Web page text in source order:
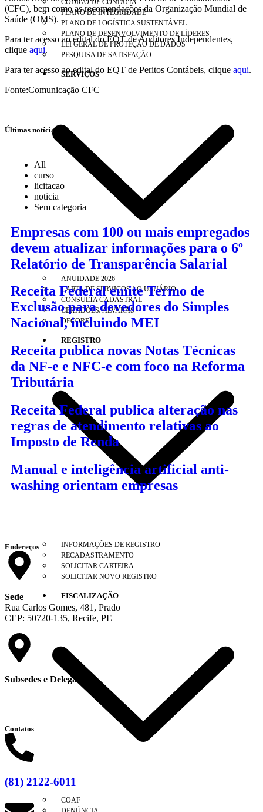
PLANO DE INTEGRIDADE
PLANO DE LOGÍSTICA SUSTENTÁVEL
PLANO DE DESENVOLVIMENTO DE LÍDERES
LEI GERAL DE PROTEÇÃO DE DADOS
PESQUISA DE SATISFAÇÃO
SERVIÇOS
ANUIDADE 2026
CARTA DE SERVIÇOS AO USUÁRIO
CONSULTA CADASTRAL
CERTIDÕES/ ALVARÁS
DECORE
REGISTRO
INFORMAÇÕES DE REGISTRO
RECADASTRAMENTO
SOLICITAR CARTEIRA
SOLICITAR NOVO REGISTRO
FISCALIZAÇÃO
COAF
(CFC), bem como as recomendações da Organização Mundial de
Saúde (OMS).
Para ter acesso ao edital do EQT de Auditores Independentes,
clique aqui.
Para ter acesso ao edital do EQT de Peritos Contábeis, clique aqui.
Fonte:Comunicação CFC
Últimas notícias
All
curso
licitacao
noticia
Sem categoria
Empresas com 100 ou mais empregados
devem atualizar informações para o 6º
Relatório de Transparência Salarial
Receita Federal emite Termo de
Exclusão para devedores do Simples
Nacional, incluindo MEI
Receita publica novas Notas Técnicas
da NF-e e NFC-e com foco na Reforma
Tributária
Receita Federal publica alteração nas
regras de atendimento relativas ao
Imposto de Renda
Manual e inteligência artificial anti-
washing orientam empresas
Endereços
Sede
Rua Carlos Gomes, 481, Prado
CEP: 50720-135, Recife, PE
Subsedes e Delegacias
Contatos
(81) 2122-6011